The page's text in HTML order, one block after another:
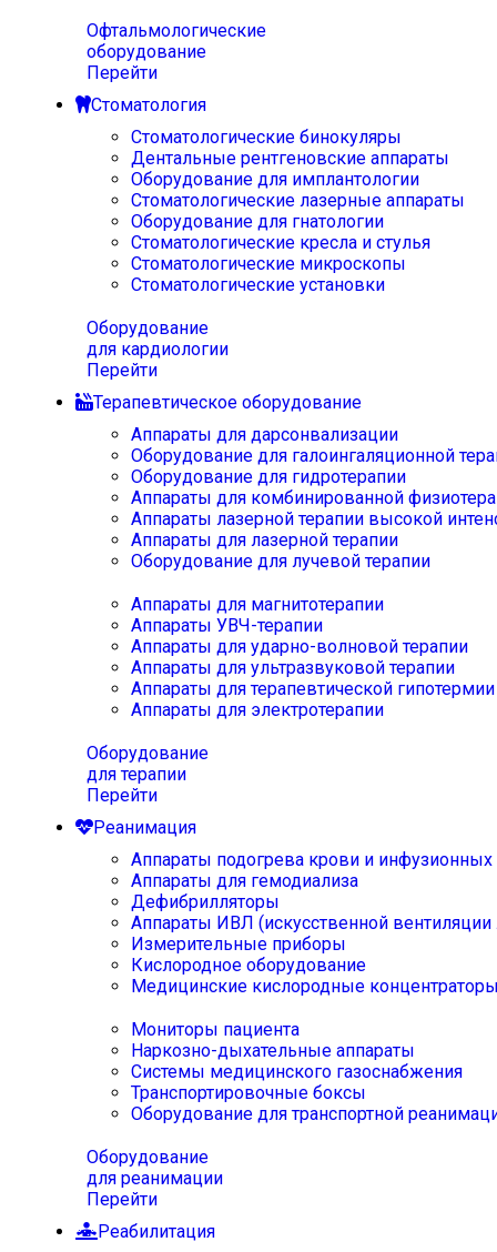
Офтальмологические
оборудование
Перейти
Стоматология
Стоматологические бинокуляры
Дентальные рентгеновские аппараты
Оборудование для имплантологии
Стоматологические лазерные аппараты
Оборудование для гнатологии
Стоматологические кресла и стулья
Стоматологические микроскопы
Стоматологические установки
Оборудование
для кардиологии
Перейти
Терапевтическое оборудование
Аппараты для дарсонвализации
Оборудование для галоингаляционной
Оборудование для гидротерапии
Аппараты для комбинированной
Аппараты лазерной терапии высокой
Аппараты для лазерной терапии
Оборудование для лучевой терапии
Аппараты для магнитотерапии
Аппараты УВЧ-терапии
Аппараты для ударно-волновой терапии
Аппараты для ультразвуковой терапии
Аппараты для терапевтической
Аппараты для электротерапии
Оборудование
для терапии
Перейти
Реанимация
Аппараты подогрева крови и инфузионных
Аппараты для гемодиализа
Дефибрилляторы
Аппараты ИВЛ (искусственной вентиляции
Измерительные приборы
Кислородное оборудование
Медицинские кислородные
Мониторы пациента
Наркозно-дыхательные аппараты
Системы медицинского газоснабжения
Транспортировочные боксы
Оборудование для транспортной
Оборудование
для реанимации
Перейти
Реабилитация